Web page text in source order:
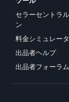
セラーセントラ
ン
料金シミュレー
出品者ヘルプ
出品者フォーラム